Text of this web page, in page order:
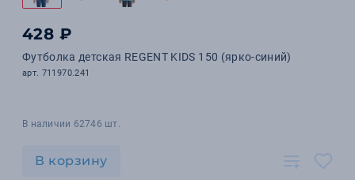
428 ₽
Футболка детская REGENT KIDS 150 (ярко-синий)
арт. 711970.241
В наличии 62746 шт.
В корзину